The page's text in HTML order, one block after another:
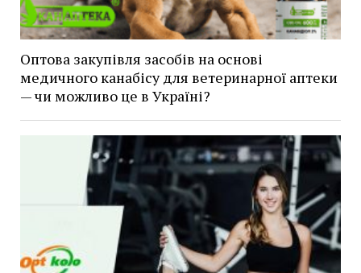
Оптова закупівля засобів на основі
медичного канабісу для ветеринарної аптеки
— чи можливо це в Україні?